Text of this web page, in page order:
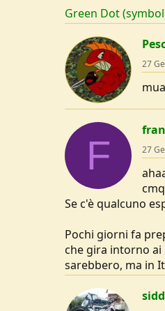
Green Dot
27
F 27
Se c'è qualcuno
Pochi giorni fa
che gira intorno
sarebbero, ma in